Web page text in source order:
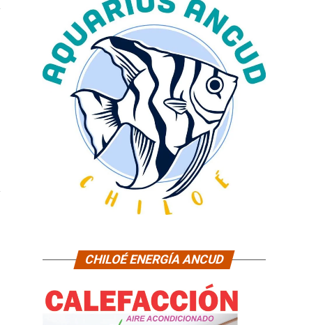
CHILOÉ ENERGÍA ANCUD